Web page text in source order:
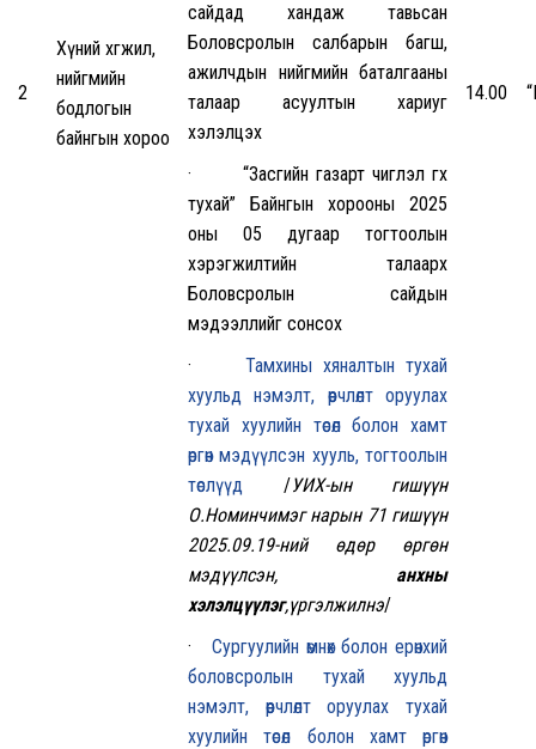
2
Хүний хөгжил,
нийгмийн
бодлогын
байнгын хороо
сайдад хандаж тавьсан
Боловсролын салбарын багш,
ажилчдын нийгмийн баталгааны
талаар асуултын хариуг
хэлэлцэх
· “Засгийн газарт чиглэл өгөх
тухай” Байнгын хорооны 2025
оны 05 дугаар тогтоолын
хэрэгжилтийн талаарх
Боловсролын сайдын
мэдээллийг сонсох
· Тамхины хяналтын тухай
хуульд нэмэлт, өөрчлөлт оруулах
тухай хуулийн төсөл болон хамт
өргөн мэдүүлсэн хууль, тогтоолын
төслүүд /УИХ-ын гишүүн
О.Номинчимэг нарын 71 гишүүн
2025.09.19-ний өдөр өргөн
мэдүүлсэн, анхны
хэлэлцүүлэг,үргэлжилнэ/
· Сургуулийн өмнөх болон ерөнхий
боловсролын тухай хуульд
нэмэлт, өөрчлөлт оруулах тухай
хуулийн төсөл болон хамт өргөн
14.00